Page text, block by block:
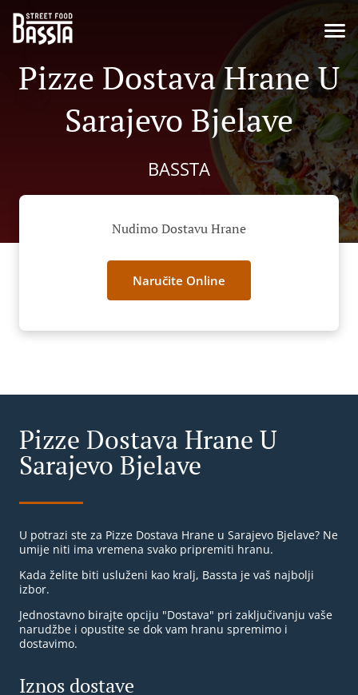
Pizze Dostava Hrane U
Sarajevo Bjelave
BASSTA
Nudimo Dostavu Hrane
Naručite Online
Pizze Dostava Hrane U
Sarajevo Bjelave
U potrazi ste za Pizze Dostava Hrane u Sarajevo Bjelave? Ne
umije niti ima vremena svako pripremiti hranu.
Kada želite biti usluženi kao kralj, Bassta je vaš najbolji
izbor.
Jednostavno birajte opciju "Dostava" pri zaključivanju vaše
narudžbe i opustite se dok vam hranu spremimo i
dostavimo.
Iznos dostave